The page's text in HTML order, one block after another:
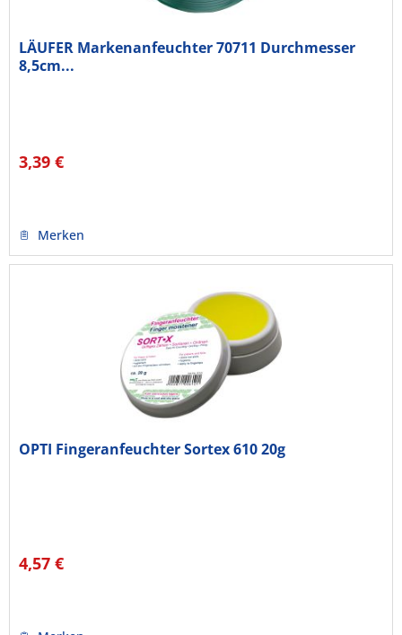
LÄUFER Markenanfeuchter 70711 Durchmesser
8,5cm...
3,39 €
Merken
OPTI Fingeranfeuchter Sortex 610 20g
4,57 €